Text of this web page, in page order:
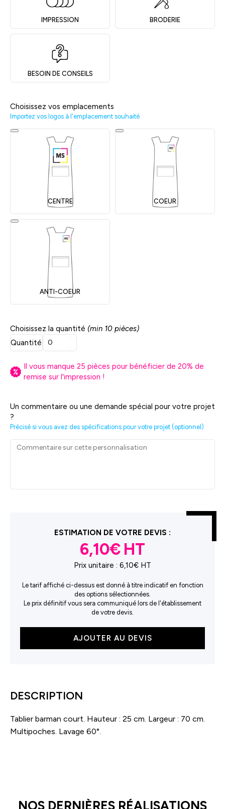
IMPRESSION BRODERIE
BESOIN DE CONSEILS
Choisissez vos emplacements
Importez vos logos à l'emplacement souhaité
CENTRE COEUR
ANTI-COEUR
Choisissez la quantité (min 10 pièces)
Quantité
Il vous manque 25 pièces pour bénéficier de 20% de
remise sur l'impression !
Un commentaire ou une demande spécial pour votre projet
?
Précisé si vous avez des spécifications pour votre projet (optionnel)
ESTIMATION DE VOTRE DEVIS :
6,10€
Prix unitaire : 6,10€ HT
Le tarif affiché ci-dessus est donné à titre indicatif en fonction
des options sélectionnées.
Le prix définitif vous sera communiqué lors de l'établissement
de votre devis.
en
AJOUTER AU DEVIS
DESCRIPTION
Tablier barman court. Hauteur : 25 cm. Largeur : 70 cm.
Multipoches. Lavage 60°.
NOS DERNIÈRES RÉALISATIONS